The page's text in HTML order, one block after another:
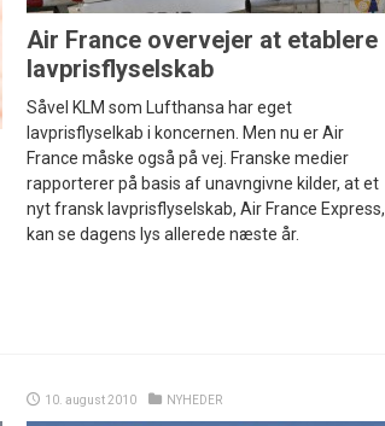
Air France overvejer at etablere
lavprisflyselskab
Såvel KLM som Lufthansa har eget
lavprisflyselkab i koncernen. Men nu er Air
France måske også på vej. Franske medier
rapporterer på basis af unavngivne kilder, at et
nyt fransk lavprisflyselskab, Air France Express,
kan se dagens lys allerede næste år.
10. august 2010 NYHEDER